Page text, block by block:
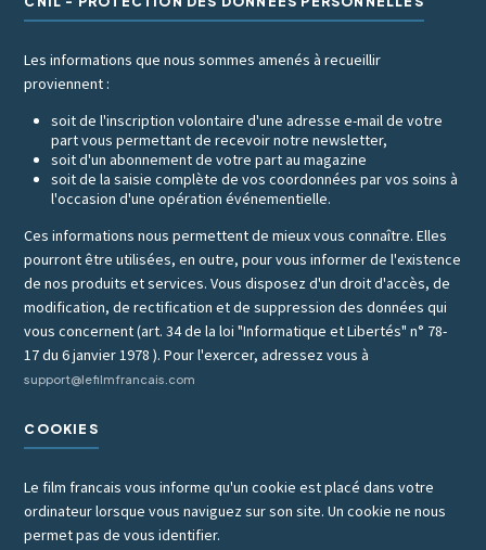
Les informations que nous sommes amenés à recueillir
proviennent :
soit de l'inscription volontaire d'une adresse e-mail de votre
part vous permettant de recevoir notre newsletter,
soit d'un abonnement de votre part au magazine
soit de la saisie complète de vos coordonnées par vos soins à
l'occasion d'une opération événementielle.
Ces informations nous permettent de mieux vous connaître. Elles
pourront être utilisées, en outre, pour vous informer de l'existence
de nos produits et services. Vous disposez d'un droit d'accès, de
modification, de rectification et de suppression des données qui
vous concernent (art. 34 de la loi "Informatique et Libertés" n° 78-
17 du 6 janvier 1978 ). Pour l'exercer, adressez vous à
support@lefilmfrancais.com
COOKIES
Le film francais vous informe qu'un cookie est placé dans votre
ordinateur lorsque vous naviguez sur son site. Un cookie ne nous
permet pas de vous identifier.